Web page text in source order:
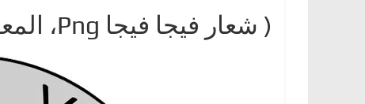
ا
ت
( شعار فيجا فيجاPng ‎، المعنى، معلومات عن Facel Vega)